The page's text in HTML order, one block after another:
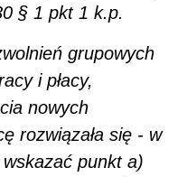
§ 1 pkt 1 k.p.
grupowych
i płacy,
nowych
rozwiązała się - w
punkt a)